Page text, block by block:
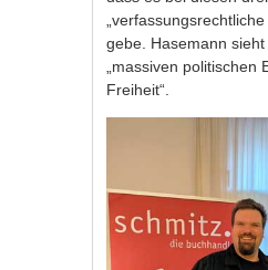
gebe. Hasemann
„massiven politischen
Freiheit“.